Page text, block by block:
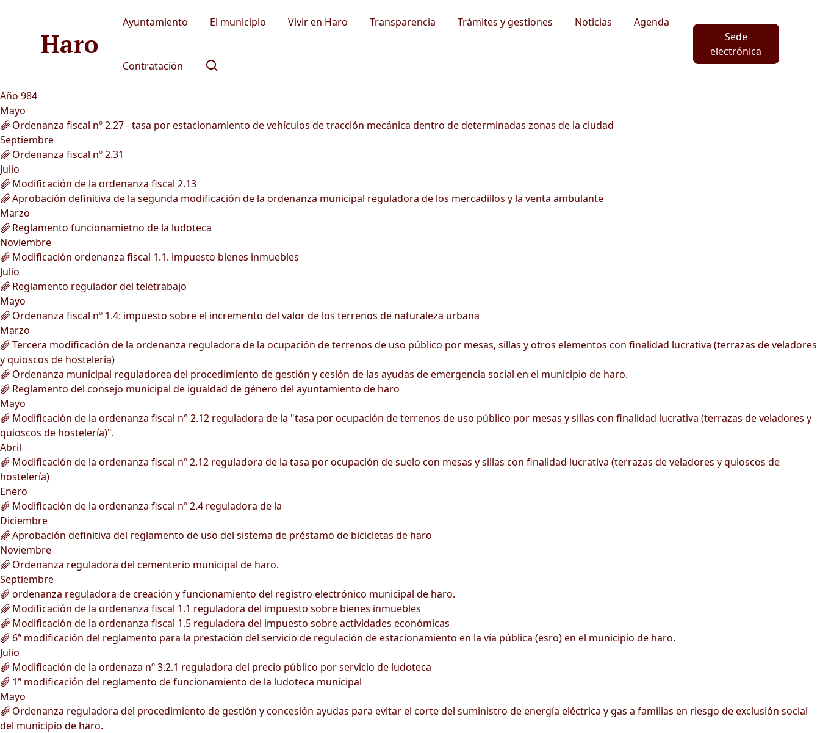
Haro
Ayuntamiento El municipio Vivir en Haro Transparencia Trámites y gestiones Noticias Agenda
Contratación
Sede
electrónica
Año 984
Mayo
Ordenanza fiscal nº 2.27 - tasa por estacionamiento de vehículos de tracción mecánica dentro de determinadas zonas de la ciudad
Septiembre
Ordenanza fiscal nº 2.31
Julio
Modificación de la ordenanza fiscal 2.13
Aprobación definitiva de la segunda modificación de la ordenanza municipal reguladora de los mercadillos y la venta ambulante
Marzo
Reglamento funcionamietno de la ludoteca
Noviembre
Modificación ordenanza fiscal 1.1. impuesto bienes inmuebles
Julio
Reglamento regulador del teletrabajo
Mayo
Ordenanza fiscal nº 1.4: impuesto sobre el incremento del valor de los terrenos de naturaleza urbana
Marzo
Tercera modificación de la ordenanza reguladora de la ocupación de terrenos de uso público por mesas, sillas y otros elementos con finalidad lucrativa (terrazas de veladores
y quioscos de hostelería)
Ordenanza municipal reguladorea del procedimiento de gestión y cesión de las ayudas de emergencia social en el municipio de haro.
Reglamento del consejo municipal de igualdad de género del ayuntamiento de haro
Mayo
Modificación de la ordenanza fiscal n° 2.12 reguladora de la "tasa por ocupación de terrenos de uso público por mesas y sillas con finalidad lucrativa (terrazas de veladores y
quioscos de hostelería)".
Abril
Modificación de la ordenanza fiscal nº 2.12 reguladora de la tasa por ocupación de suelo con mesas y sillas con finalidad lucrativa (terrazas de veladores y quioscos de
hostelería)
Enero
Modificación de la ordenanza fiscal nº 2.4 reguladora de la
Diciembre
Aprobación definitiva del reglamento de uso del sistema de préstamo de bicicletas de haro
Noviembre
Ordenanza reguladora del cementerio municipal de haro.
Septiembre
ordenanza reguladora de creación y funcionamiento del registro electrónico municipal de haro.
Modificación de la ordenanza fiscal 1.1 reguladora del impuesto sobre bienes inmuebles
Modificación de la ordenanza fiscal 1.5 reguladora del impuesto sobre actividades económicas
6ª modificación del reglamento para la prestación del servicio de regulación de estacionamiento en la vía pública (esro) en el municipio de haro.
Julio
Modificación de la ordenaza nº 3.2.1 reguladora del precio público por servicio de ludoteca
1ª modificación del reglamento de funcionamiento de la ludoteca municipal
Mayo
Ordenanza reguladora del procedimiento de gestión y concesión ayudas para evitar el corte del suministro de energía eléctrica y gas a familias en riesgo de exclusión social
del municipio de haro.